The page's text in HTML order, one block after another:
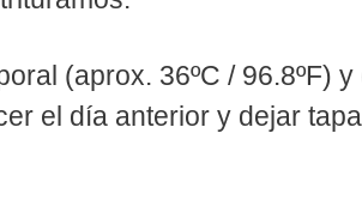
(aprox. 36ºC / 96.8ºF)
el día anterior y dejar